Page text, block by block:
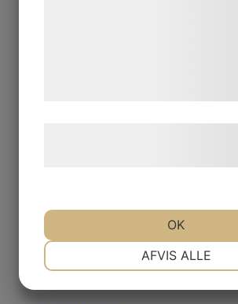
71688 DRAGROSETT
AFVIS ALLE
OK